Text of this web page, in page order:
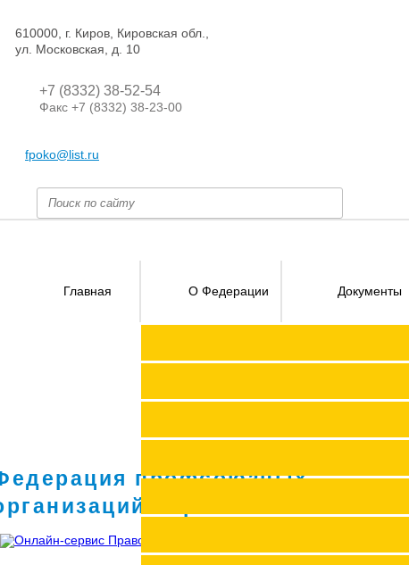
610000, г. Киров, Кировская обл.,
ул. Московская, д. 10
+7 (8332) 38-52-54
Факс +7 (8332) 38-23-00
fpoko@list.ru
Главная О Федерации Документы
профсоюзных
Кировской области